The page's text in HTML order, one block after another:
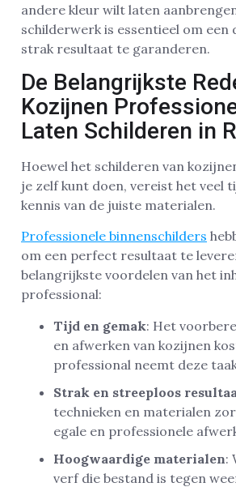
andere kleur wilt laten
schilderwerk is essentieel om een
strak resultaat te garanderen.
De Belangrijkste
Kozijnen
Laten Schilderen in
Hoewel het schilderen van
je zelf kunt doen, vereist het veel
kennis van de juiste materialen.
Professionele binnenschilders
om een perfect resultaat te
belangrijkste voordelen van het
professional:
Tijd en gemak: Het
en afwerken van kozijnen
professional neemt deze
Strak en streeploos
technieken en materialen
egale en professionele
Hoogwaardige materialen:
verf die bestand is tegen